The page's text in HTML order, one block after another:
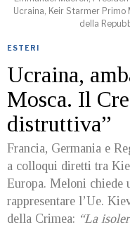
Ucraina, Keir Starmer Primo
della
ESTERI
Ucraina,
Mosca. Il
distruttiva”
Francia, Germania e
a colloqui diretti tra
Europa. Meloni chiede
rappresentare l’Ue.
della Crimea: “La